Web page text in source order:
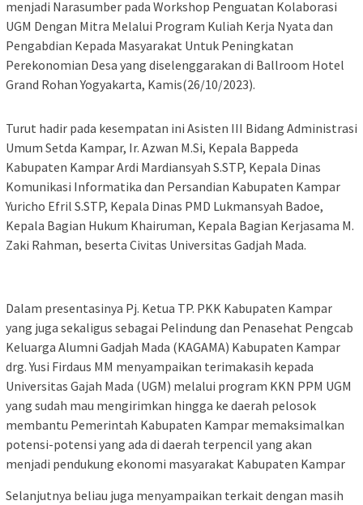
menjadi Narasumber pada Workshop Penguatan Kolaborasi
UGM Dengan Mitra Melalui Program Kuliah Kerja Nyata dan
Pengabdian Kepada Masyarakat Untuk Peningkatan
Perekonomian Desa yang diselenggarakan di Ballroom Hotel
Grand Rohan Yogyakarta, Kamis(26/10/2023).
Turut hadir pada kesempatan ini Asisten III Bidang Administrasi
Umum Setda Kampar, Ir. Azwan M.Si, Kepala Bappeda
Kabupaten Kampar Ardi Mardiansyah S.STP, Kepala Dinas
Komunikasi Informatika dan Persandian Kabupaten Kampar
Yuricho Efril S.STP, Kepala Dinas PMD Lukmansyah Badoe,
Kepala Bagian Hukum Khairuman, Kepala Bagian Kerjasama M.
Zaki Rahman, beserta Civitas Universitas Gadjah Mada.
Dalam presentasinya Pj. Ketua TP. PKK Kabupaten Kampar
yang juga sekaligus sebagai Pelindung dan Penasehat Pengcab
Keluarga Alumni Gadjah Mada (KAGAMA) Kabupaten Kampar
drg. Yusi Firdaus MM menyampaikan terimakasih kepada
Universitas Gajah Mada (UGM) melalui program KKN PPM UGM
yang sudah mau mengirimkan hingga ke daerah pelosok
membantu Pemerintah Kabupaten Kampar memaksimalkan
potensi-potensi yang ada di daerah terpencil yang akan
menjadi pendukung ekonomi masyarakat Kabupaten Kampar
Selanjutnya beliau juga menyampaikan terkait dengan masih